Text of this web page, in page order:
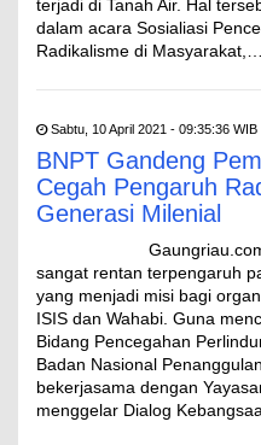
terjadi di Tanah Air. Hal
dalam acara Sosialiasi
Radikalisme di Masyarakat,…
Sabtu, 10 April 2021 - 09:35:36 WIB
BNPT Gandeng
Cegah Pengaruh
Generasi Milenial
sangat rentan terpengaruh
yang menjadi misi bagi
ISIS dan Wahabi. Guna
Bidang Pencegahan
Badan Nasional
bekerjasama dengan
menggelar Dialog